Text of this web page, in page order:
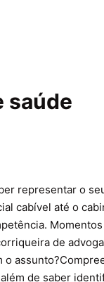
saúde
representar o
cabível até o
de
de saber